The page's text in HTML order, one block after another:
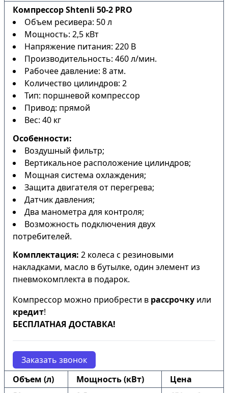
Компрессор Shtenli 50-2 PRO
Объем ресивера: 50 л
Мощность: 2,5 кВт
Напряжение питания: 220 В
Производительность: 460 л/мин.
Рабочее давление: 8 атм.
Количество цилиндров: 2
Тип: поршневой компрессор
Привод: прямой
Вес: 40 кг
Особенности:
Воздушный фильтр;
Вертикальное расположение цилиндров;
Мощная система охлаждения;
Защита двигателя от перегрева;
Датчик давления;
Два манометра для контроля;
Возможность подключения двух
потребителей.
Комплектация: 2 колеса с резиновыми
накладками, масло в бутылке, один элемент из
пневмокомплекта в подарок.
Компрессор можно приобрести в рассрочку или
кредит!
БЕСПЛАТНАЯ ДОСТАВКА!
Заказать звонок
Объем (л)
Мощность (кВт)
Цена